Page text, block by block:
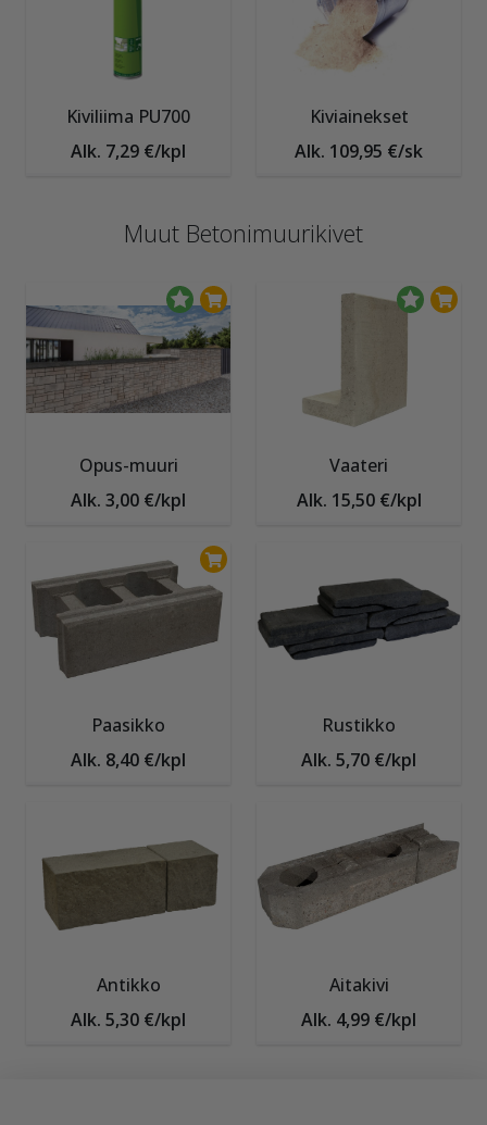
Kiviliima PU700
Alk. 7,29 €/kpl
Kiviainekset
Alk. 109,95 €/sk
Muut Betonimuurikivet
Opus-muuri
Alk. 3,00 €/kpl
Vaateri
Alk. 15,50 €/kpl
Paasikko
Alk. 8,40 €/kpl
Rustikko
Alk. 5,70 €/kpl
Antikko
Alk. 5,30 €/kpl
Aitakivi
Alk. 4,99 €/kpl